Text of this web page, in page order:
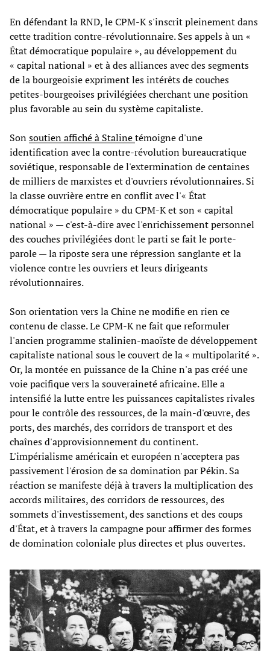
En défendant la RND, le CPM-K s'inscrit pleinement dans
cette tradition contre-révolutionnaire. Ses appels à un «
État démocratique populaire », au développement du
« capital national » et à des alliances avec des segments
de la bourgeoisie expriment les intérêts de couches
petites-bourgeoises privilégiées cherchant une position
plus favorable au sein du système capitaliste.
Sonsoutien affiché à Stalinetémoigne d'une
identification avec la contre-révolution bureaucratique
soviétique, responsable de l'extermination de centaines
de milliers de marxistes et d'ouvriers révolutionnaires. Si
la classe ouvrière entre en conflit avec l'« État
démocratique populaire » du CPM-K et son « capital
national » — c'est-à-dire avec l'enrichissement personnel
des couches privilégiées dont le parti se fait le porte-
parole — la riposte sera une répression sanglante et la
violence contre les ouvriers et leurs dirigeants
révolutionnaires.
Son orientation vers la Chine ne modifie en rien ce
contenu de classe. Le CPM-K ne fait que reformuler
l'ancien programme stalinien-maoïste de développement
capitaliste national sous le couvert de la « multipolarité ».
Or, la montée en puissance de la Chine n'a pas créé une
voie pacifique vers la souveraineté africaine. Elle a
intensifié la lutte entre les puissances capitalistes rivales
pour le contrôle des ressources, de la main-d'œuvre, des
ports, des marchés, des corridors de transport et des
chaînes d'approvisionnement du continent.
L'impérialisme américain et européen n'acceptera pas
passivement l'érosion de sa domination par Pékin. Sa
réaction se manifeste déjà à travers la multiplication des
accords militaires, des corridors de ressources, des
sommets d'investissement, des sanctions et des coups
d'État, et à travers la campagne pour affirmer des formes
de domination coloniale plus directes et plus ouvertes.